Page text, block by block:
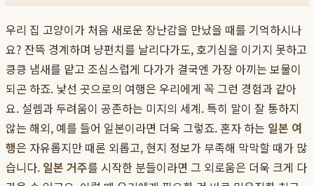
우리 집 고양이가 처음 새로운 장난감을 만났을 때를 기억하시나
요? 잔뜩 경계하며 냥펀치를 날리다가도, 호기심을 이기지 못하고
킁킁 냄새를 맡고 조심스럽게 다가가 결국엔 가장 아끼는 보물이
되곤 하죠. 낯선 곳으로의 여행은 우리에게 꼭 그런 경험과 같아
요. 설렘과 두려움이 공존하는 미지의 세계. 특히 말이 잘 통하지
않는 해외, 예를 들어 일본이라면 더욱 그렇죠. 혼자 하는 일본 여
행은 자유롭지만 때론 외롭고, 현지 정보가 부족해 막막할 때가 많
습니다. 일본 거주를 시작한 분들이라면 그 외로움은 더욱 크게 다